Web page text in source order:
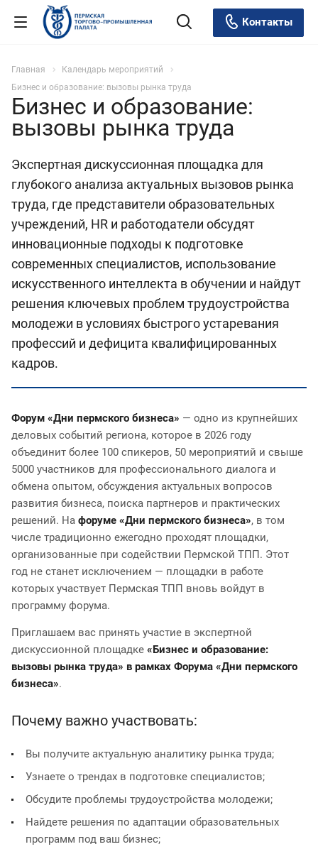
Контакты
Главная
Календарь мероприятий
Бизнес и образование: вызовы рынка труда
Бизнес и образование:
вызовы рынка труда
Экспертная дискуссионная площадка для
глубокого анализа актуальных вызовов рынка
труда, где представители образовательных
учреждений, HR и работодатели обсудят
инновационные подходы к подготовке
современных специалистов, использование
искусственного интеллекта в обучении и найдут
решения ключевых проблем трудоустройства
молодежи в условиях быстрого устаревания
профессий и дефицита квалифицированных
кадров.
Форум «Дни пермского бизнеса» — одно из крупнейших
деловых событий региона, которое в 2026 году
объединит более 100 спикеров, 50 мероприятий и свыше
5000 участников для профессионального диалога и
обмена опытом, обсуждения актуальных вопросов
развития бизнеса, поиска партнеров и практических
решений. На форуме «Дни пермского бизнеса», в том
числе традиционно ежегодно проходят площадки,
организованные при содействии Пермской ТПП. Этот
год не станет исключением — площадки в работе
которых участвует Пермская ТПП вновь войдут в
программу форума.
Приглашаем вас принять участие в экспертной
дискуссионной площадке «Бизнес и образование:
вызовы рынка труда» в рамках Форума «Дни пермского
бизнеса».
Почему важно участвовать:
Вы получите актуальную аналитику рынка труда;
Узнаете о трендах в подготовке специалистов;
Обсудите проблемы трудоустройства молодежи;
Найдете решения по адаптации образовательных
программ под ваш бизнес;